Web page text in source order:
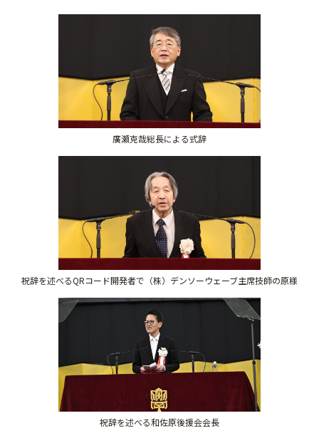
廣瀬克哉総長による式辞
祝辞を述べるQRコード開発者で（株）デンソーウェーブ主席技師の原様
祝辞を述べる和佐原後援会会長